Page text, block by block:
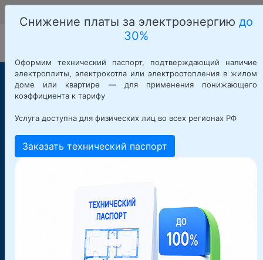
Снижение платы за электроэнергию до
30%
Оформим технический паспорт, подтверждающий наличие
электроплиты, электрокотла или электроотопления в жилом
доме или квартире — для применения понижающего
коэффициента к тарифу
Услуга доступна для физических лиц во всех регионах РФ
Заказать технический паспорт
Наши услуги в
Южно-
Сахалинске и